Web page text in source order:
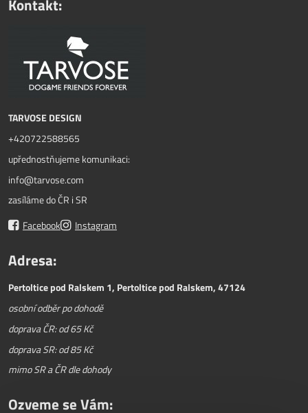
Kontakt:
TARVOSE DESIGN
+420722588565
upřednostňujeme komunikaci:
info@tarvose.com
zasíláme do ČR i SR
Facebook
Instagram
Adresa:
Pertoltice pod Ralskem 1, Pertoltice pod Ralskem, 47124
osobní odběr po dohodě
doprava ČR: od 65 Kč
doprava SR: od 85 Kč
mimo SR a ČR dle dohody
Ozveme se Vám: